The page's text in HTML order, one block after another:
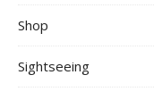
Shop
Sightseeing